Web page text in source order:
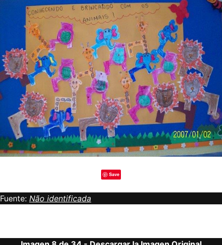
Save
Fuente: Não identificada